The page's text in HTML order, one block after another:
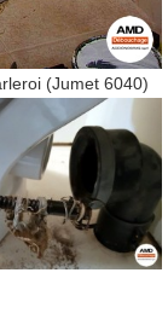
(Jumet 6040)